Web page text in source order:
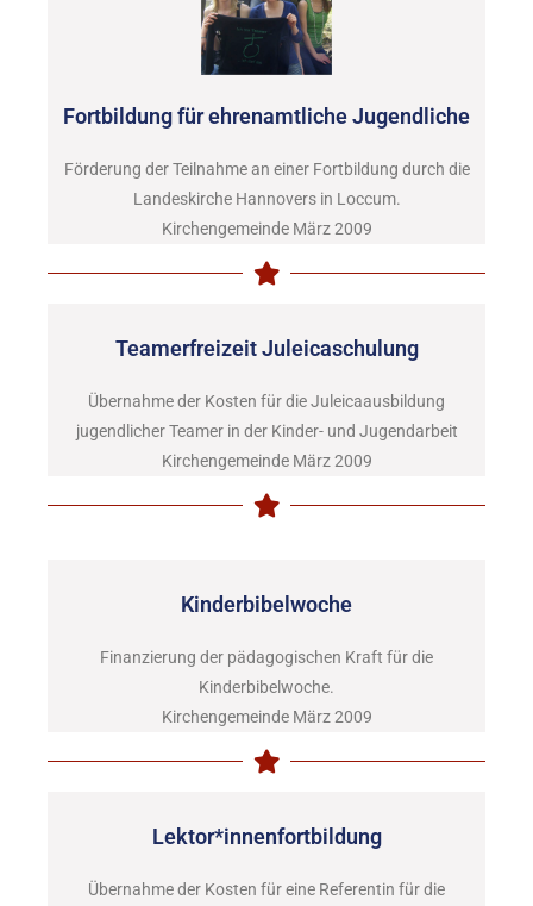
Fortbildung für ehrenamtliche Jugendliche
Förderung der Teilnahme an einer Fortbildung durch die
Landeskirche Hannovers in Loccum.
Kirchengemeinde März 2009
Teamerfreizeit Juleicaschulung
Übernahme der Kosten für die Juleicaausbildung
jugendlicher Teamer in der Kinder- und Jugendarbeit
Kirchengemeinde März 2009
Kinderbibelwoche
Finanzierung der pädagogischen Kraft für die
Kinderbibelwoche.
Kirchengemeinde März 2009
Lektor*innenfortbildung
Übernahme der Kosten für eine Referentin für die